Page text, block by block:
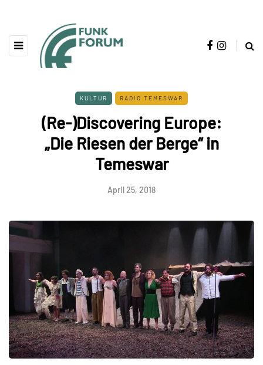
KULTUR RADIO TEMESWAR
(Re-)Discovering Europe:
„Die Riesen der Berge“ in
Temeswar
April 25, 2018